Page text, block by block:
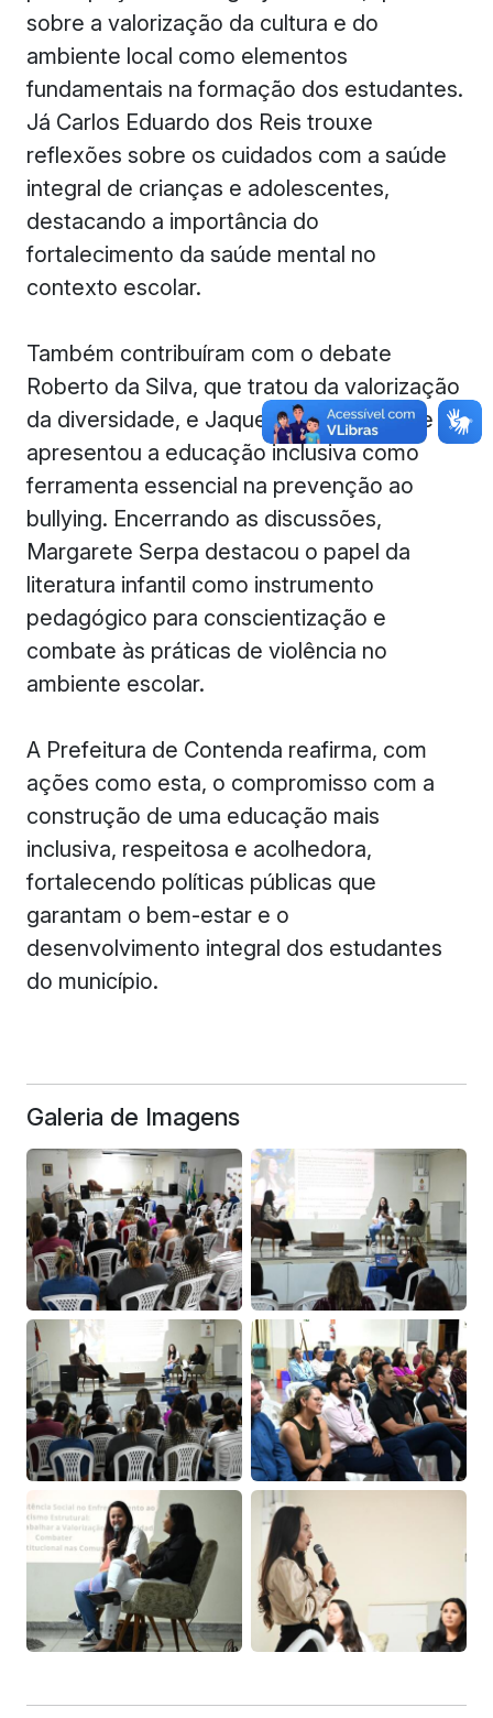
sobre a valorização da cultura e do
ambiente local como elementos
fundamentais na formação dos estudantes.
Já Carlos Eduardo dos Reis trouxe
reflexões sobre os cuidados com a saúde
integral de crianças e adolescentes,
destacando a importância do
fortalecimento da saúde mental no
contexto escolar.
Também contribuíram com o debate
Roberto da Silva, que tratou da valorização
da diversidade, e Jaqueline Moraes, que
apresentou a educação inclusiva como
ferramenta essencial na prevenção ao
bullying. Encerrando as discussões,
Margarete Serpa destacou o papel da
literatura infantil como instrumento
pedagógico para conscientização e
combate às práticas de violência no
ambiente escolar.
A Prefeitura de Contenda reafirma, com
ações como esta, o compromisso com a
construção de uma educação mais
inclusiva, respeitosa e acolhedora,
fortalecendo políticas públicas que
garantam o bem-estar e o
desenvolvimento integral dos estudantes
do município.
Galeria de Imagens